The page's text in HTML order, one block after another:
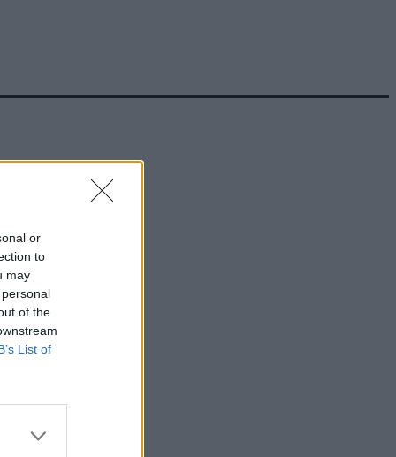
or
to
may
of the
List of